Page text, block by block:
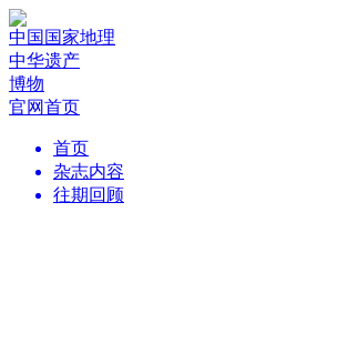
中国国家地理
中华遗产
博物
官网首页
首页
杂志内容
往期回顾